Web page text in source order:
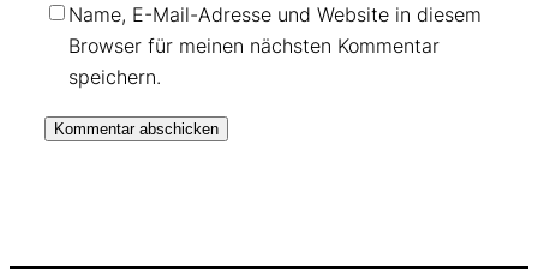
Name, E-Mail-Adresse und Website in diesem
Browser für meinen nächsten Kommentar
speichern.